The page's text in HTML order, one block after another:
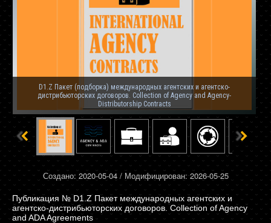
D1.Z Пакет (подборка) международных агентских и агентско-
дистрибьюторских договоров. Collection of Agency and Agency-
Distributorship Contracts
Создано: 2020-05-04 / Модифицирован: 2026-05-25
D1.Z Пакет международных агентских и
агентско-дистрибьюторских договоров. Collection of Agency
and ADA Agreements